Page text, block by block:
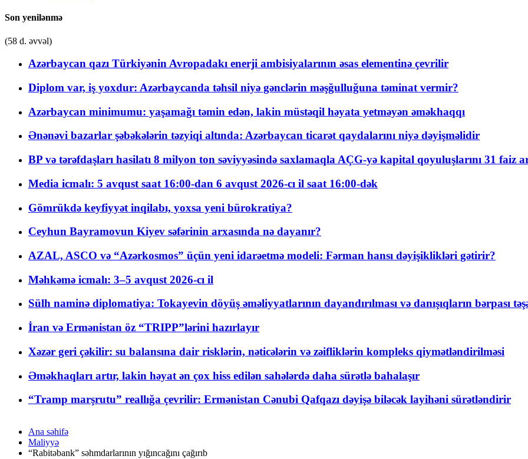
Son yenilənmə
(58 d. əvvəl)
Azərbaycan qazı Türkiyənin Avropadakı enerji ambisiyalarının əsas elementinə çevrilir
Diplom var, iş yoxdur: Azərbaycanda təhsil niyə gənclərin məşğulluğuna təminat vermir?
Azərbaycan minimumu: yaşamağı təmin edən, lakin müstəqil həyata yetməyən əməkhaqqı
Ənənəvi bazarlar şəbəkələrin təzyiqi altında: Azərbaycan ticarət qaydalarını niyə dəyişməlidir
BP və tərəfdaşları hasilatı 8 milyon ton səviyyəsində saxlamaqla AÇG-yə kapital qoyuluşlarını 31 faiz
Media icmalı: 5 avqust saat 16:00-dan 6 avqust 2026-cı il saat 16:00-dək
Gömrükdə keyfiyyət inqilabı, yoxsa yeni bürokratiya?
Ceyhun Bayramovun Kiyev səfərinin arxasında nə dayanır?
AZAL, ASCO və “Azərkosmos” üçün yeni idarəetmə modeli: Fərman hansı dəyişiklikləri gətirir?
Məhkəmə icmalı: 3–5 avqust 2026-cı il
Sülh naminə diplomatiya: Tokayevin döyüş əməliyyatlarının dayandırılması və danışıqların bərpası
İran və Ermənistan öz “TRIPP”lərini hazırlayır
Xəzər geri çəkilir: su balansına dair risklərin, nəticələrin və zəifliklərin kompleks qiymətləndirilməsi
Əməkhaqları artır, lakin həyat ən çox hiss edilən sahələrdə daha sürətlə bahalaşır
“Tramp marşrutu” reallığa çevrilir: Ermənistan Cənubi Qafqazı dəyişə biləcək layihəni sürətləndirir
Ana səhifə
Maliyyə
“Rabitəbank” səhmdarlarının yığıncağını çağırıb